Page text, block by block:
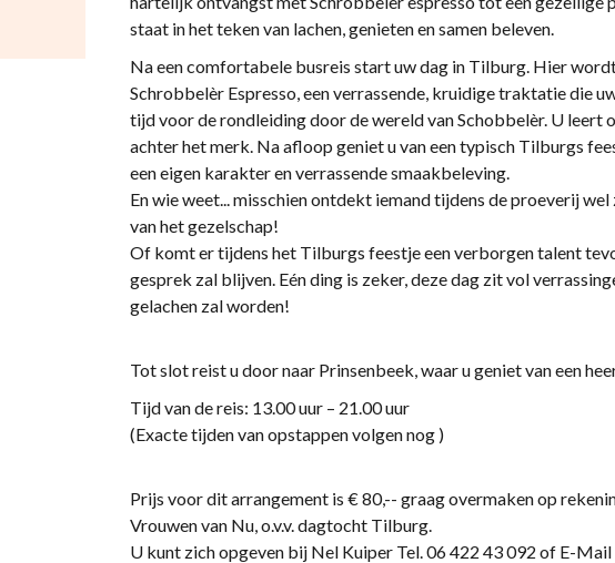
staat in het teken van lachen, genieten en samen beleven.
Na een comfortabele busreis start uw dag in Tilburg. Hier
Schrobbelèr Espresso, een verrassende, kruidige traktatie die
tijd voor de rondleiding door de wereld van Schobbelèr. U leert
achter het merk. Na afloop geniet u van een typisch Tilburgs
een eigen karakter en verrassende smaakbeleving.
En wie weet... misschien ontdekt iemand tijdens de proeverij
van het gezelschap!
Of komt er tijdens het Tilburgs feestje een verborgen talent
gesprek zal blijven. Eén ding is zeker, deze dag zit vol
gelachen zal worden!
Tot slot reist u door naar Prinsenbeek, waar u geniet van een
Tijd van de reis: 13.00 uur – 21.00 uur
(Exacte tijden van opstappen volgen nog )
Prijs voor dit arrangement is € 80,-- graag overmaken op
Vrouwen van Nu, o.v.v. dagtocht Tilburg.
U kunt zich opgeven bij Nel Kuiper Tel. 06 422 43 092 of E-Mail